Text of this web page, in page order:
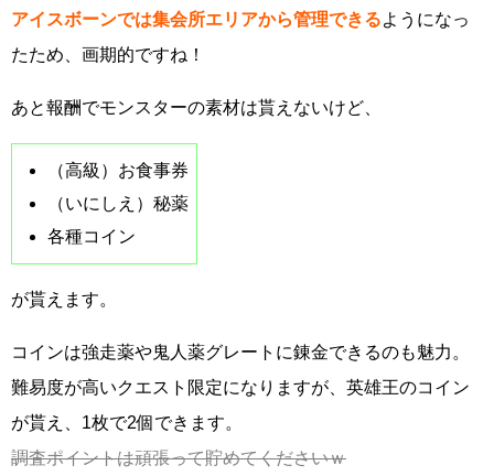
アイスボーンでは集会所エリアから管理できるようになっ
たため、画期的ですね！
あと報酬でモンスターの素材は貰えないけど、
（高級）お食事券
（いにしえ）秘薬
各種コイン
が貰えます。
コインは強走薬や鬼人薬グレートに錬金できるのも魅力。
難易度が高いクエスト限定になりますが、英雄王のコイン
が貰え、1枚で2個できます。
調査ポイントは頑張って貯めてくださいｗ